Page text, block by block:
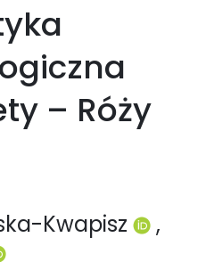
– Róży
Kwapisz
,